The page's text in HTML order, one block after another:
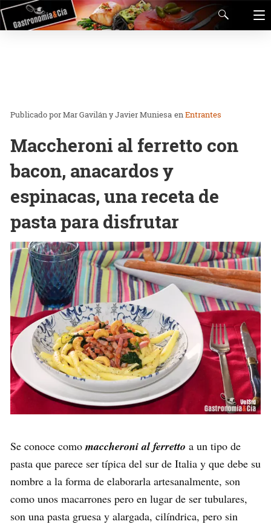
Mar Gavilán y Javier Muniesa enEntrantes
Maccheroni al ferretto con
bacon, anacardos y
espinacas, una receta de
pasta para disfrutar
Se conoce como maccheroni al ferretto a un tipo de
pasta que parece ser típica del sur de Italia y que debe su
nombre a la forma de elaborarla artesanalmente, son
como unos macarrones pero en lugar de ser tubulares,
son una pasta gruesa y alargada, cilíndrica, pero sin